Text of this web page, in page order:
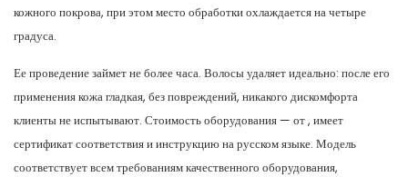
кожного покрова, при этом место обработки охлаждается на четыре
градуса.
Ее проведение займет не более часа. Волосы удаляет идеально: после его
применения кожа гладкая, без повреждений, никакого дискомфорта
клиенты не испытывают. Стоимость оборудования — от , имеет
сертификат соответствия и инструкцию на русском языке. Модель
соответствует всем требованиям качественного оборудования,